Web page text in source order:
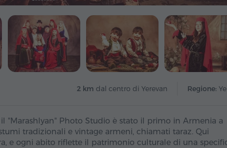
2 km dal centro di Yerevan Regione:
"Marashlyan" Photo Studio è stato il primo in Armenia a
tradizionali e vintage armeni, chiamati taraz. Qui
e ogni abito riflette il patrimonio culturale di una